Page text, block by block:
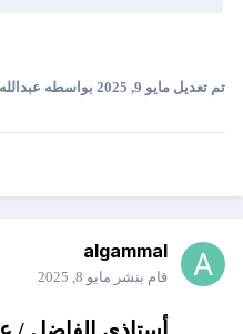
تم تعديل مايو 9, 2025 بواسطه عبدالله
algammal
قام بنشر مايو 8, 2025